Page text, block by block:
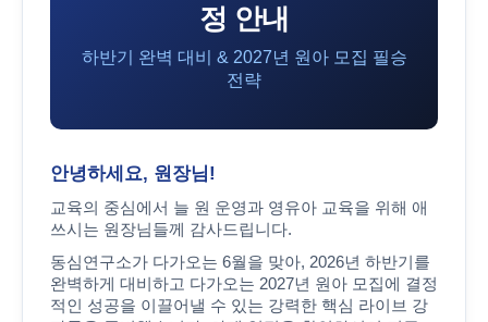
정 안내
하반기 완벽 대비 & 2027년 원아 모집 필승
전략
안녕하세요, 원장님!
교육의 중심에서 늘 원 운영과 영유아 교육을 위해 애
쓰시는 원장님들께 감사드립니다.
동심연구소가 다가오는 6월을 맞아, 2026년 하반기를
완벽하게 대비하고 다가오는 2027년 원아 모집에 결정
적인 성공을 이끌어낼 수 있는 강력한 핵심 라이브 강